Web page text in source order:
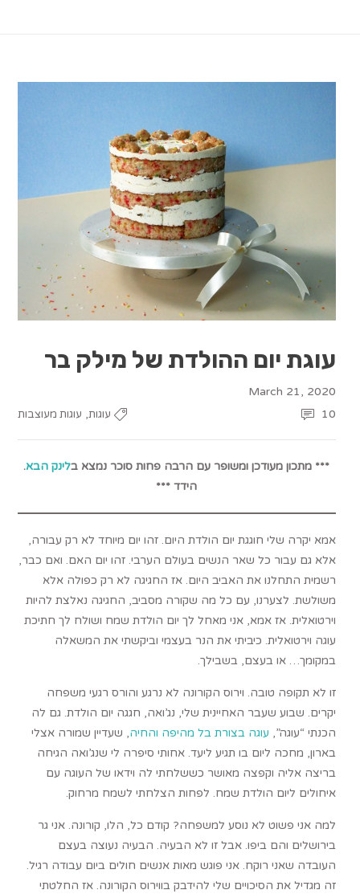
עוגת יום ההולדת של מילק בר
March 21, 2020
עוגות, עוגות מעוצבות 10
*** מתכון מעודכן ומשופר עם הרבה פחות סוכר נמצא בלינק הבא.
הידד ***
אמא יקרה שלי חוגגת יום הולדת היום. זהו יום מיוחד לא רק עבורה,
אלא גם עבור כל שאר הנשים בעולם הערבי. זהו יום האם. ואם כבר,
רשמית התחלנו את האביב היום. אז החגיגה לא רק כפולה אלא
משולשת. לצערנו, עם כל מה שקורה מסביב, החגיגה נאלצת להיות
וירטואלית. אז אמא, אני מאחל לך יום הולדת שמח ושולח לך חתיכת
עוגה וירטואלית. כיביתי את הנר בעצמי וביקשתי את המשאלה
במקומך… או בעצם, בשבילך.
זו לא תקופה טובה. וירוס הקורונה לא נרגע והורס רגעי משפחה
יקרים. שבוע שעבר האחיינית שלי, נג’ואה, חגגה יום הולדת. גם לה
הכנתי “עוגה”, עוגה בצורת בל מהיפה והחיה, שעדיין שמורה אצלי
בארון, מחכה ליום בו תגיע ליעד. אחותי סיפרה לי שנג’ואה הגיחה
בריצה אליה וקפצה מאושר כששלחתי לה וידאו של העוגה עם
איחולים ליום הולדת שמח. לפחות הצלחתי לשמח מרחוק.
למה אני פשוט לא נוסע למשפחה? קודם כל, הלו, קורונה. אני גר
בירושלים והם ביפו. אבל זו לא הבעיה. הבעיה נעוצה בעצם
העובדה שאני רוקח. אני פוגש מאות אנשים חולים ביום עבודה רגיל.
זה מגדיל את הסיכויים שלי להידבק בווירוס הקורונה. אז החלטתי